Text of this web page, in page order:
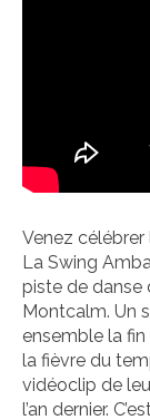
Venez
La Swing
piste de danse
Montcalm. Un
ensemble la fin
la fièvre du
vidéoclip de
l’an dernier.